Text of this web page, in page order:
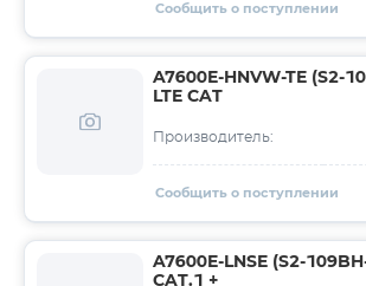
Сообщить о поступлении
A7600E-HNVW-TE (S2-
LTE CAT
Производитель:
Сообщить о поступлении
A7600E-LNSE (S2-
CAT.1 +